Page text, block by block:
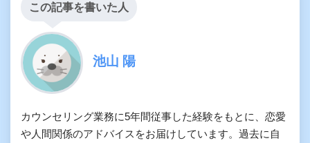
この記事を書いた人
池山 陽
カウンセリング業務に5年間従事した経験をもとに、恋愛
や人間関係のアドバイスをお届けしています。過去に自